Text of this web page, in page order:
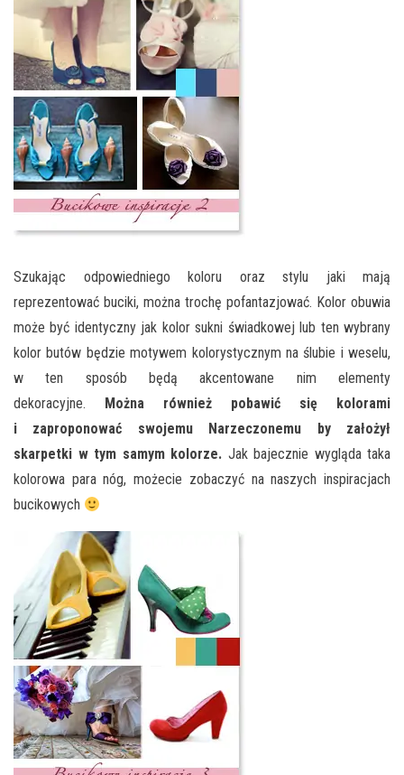
Szukając odpowiedniego koloru oraz stylu jaki mają
reprezentować buciki, można trochę pofantazjować. Kolor obuwia
może być identyczny jak kolor sukni świadkowej lub ten wybrany
kolor butów będzie motywem kolorystycznym na ślubie i weselu,
w ten sposób będą akcentowane nim elementy
dekoracyjne. Można również pobawić się kolorami
i zaproponować swojemu Narzeczonemu by założył
skarpetki w tym samym kolorze. Jak bajecznie wygląda taka
kolorowa para nóg, możecie zobaczyć na naszych inspiracjach
bucikowych